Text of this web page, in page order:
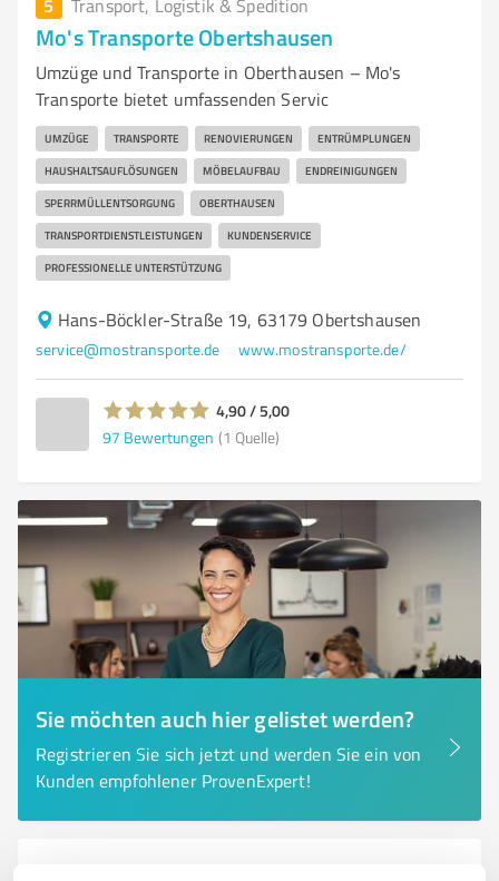
Transport, Logistik & Spedition
Mo's Transporte Obertshausen
Umzüge und Transporte in Oberthausen – Mo's
Transporte bietet umfassenden Servic
UMZÜGE TRANSPORTE RENOVIERUNGEN ENTRÜMPLUNGEN
HAUSHALTSAUFLÖSUNGEN MÖBELAUFBAU ENDREINIGUNGEN
SPERRMÜLLENTSORGUNG OBERTHAUSEN
TRANSPORTDIENSTLEISTUNGEN KUNDENSERVICE
PROFESSIONELLE UNTERSTÜTZUNG
Hans-Böckler-Straße 19, 63179 Obertshausen
service@mostransporte.de www.mostransporte.de/
4,90 / 5,00
97 Bewertungen (1 Quelle)
Sie möchten auch hier gelistet werden?
Registrieren Sie sich jetzt und werden Sie ein von
Kunden empfohlener ProvenExpert!